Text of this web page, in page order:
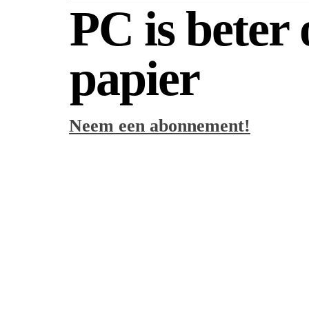
PC is beter
papier
Neem een abonnement!